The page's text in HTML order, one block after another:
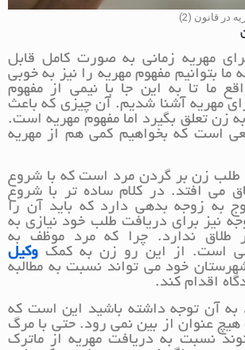
در قانون (2)
مهریه زمانی به صورت کامل قابل
بتوانیم مفهوم مهریه را نیز به خوبی
ما تا به این جا با نیمی از مفهوم
مهریه آشنا شدیم. آن چیزی که باعث
زن تعلق بگیرد اما مفهوم مهریه است.
است که بخواهیم کمی هم از مهریه
طلب زن بر گردن مرد است که با شروع
می افتد. در کلام ساده تر با شروع
به زوجه بدهی دارد که باید آن را
نیز برای دریافت طلب خود نیازی به
طلاق ندارد. چرا که مرد موظف به
است. از این رو زن به کمک وکیل
خود می تواند نسبت به مطالبه
اقدام کند.
به آن توجه داشته باشید این است که
عنوان از بین نمی رود. حتی با مرگ
نسبت به دریافت مهریه از ماترک